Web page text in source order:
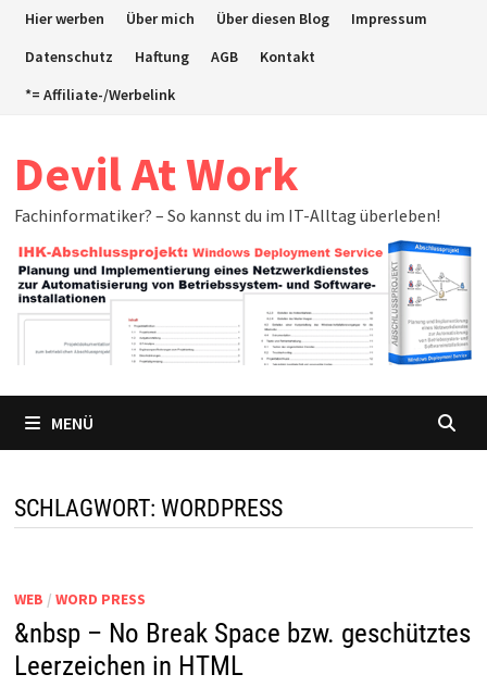
ZumHier werben Über mich Über diesen Blog
Impressum
Datenschutz
Haftung AGB
Kontakt
*= Affiliate-/Werbelink
Devil At Work
Fachinformatiker? – So kannst du im IT-Alltag überleben!
MENÜ
SCHLAGWORT: WORDPRESS
WEB / WORD PRESS
&nbsp – No Break Space bzw. geschütztes
Leerzeichen in HTML